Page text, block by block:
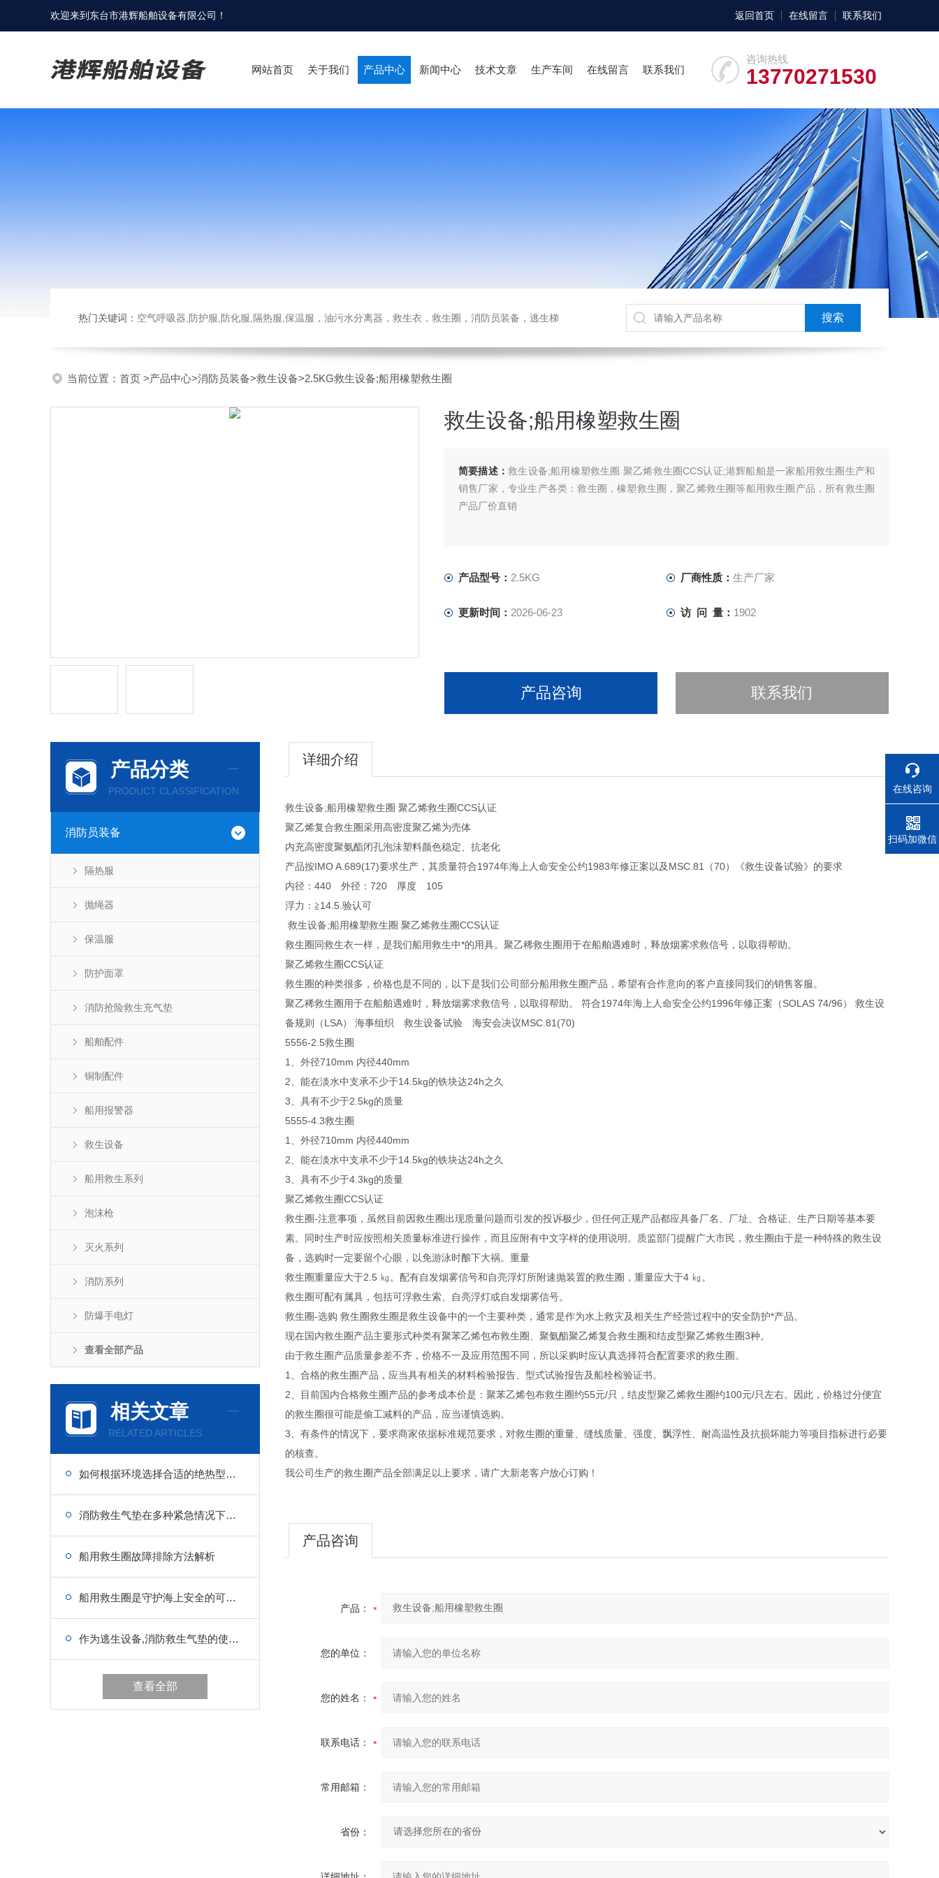
欢迎来到 东台市港辉船舶设备有限公司 ！ 返回首页 在线留言 联系我们
咨询热线
13770271530
网站首页 关于我们 产品中心 新闻中心 技术文章 生产车间 在线留言 联系我们
热门关键词： 空气呼吸器,防护服,防化服,隔热服,保温服，油污水分离器，救生衣，救生圈，消防员装备，逃生梯
当前位置： 首页 >产品中心>消防员装备>救生设备>2.5KG救生设备;船用橡塑救生圈
救生设备;船用橡塑救生圈
简要描述：救生设备;船用橡塑救生圈 聚乙烯救生圈CCS认证;港辉船舶是一家船用救生圈生产和
销售厂家，专业生产各类：救生圈，橡塑救生圈，聚乙烯救生圈等船用救生圈产品，所有救生圈
产品厂价直销
产品型号： 2.5KG 厂商性质： 生产厂家
更新时间： 2026-06-23 访 问 量： 1902
产品咨询 联系我们
产品分类
PRODUCT CLASSIFICATION
消防员装备
隔热服
抛绳器
保温服
防护面罩
消防抢险救生充气垫
船舶配件
铜制配件
船用报警器
救生设备
船用救生系列
泡沫枪
灭火系列
消防系列
防爆手电灯
查看全部产品
相关文章
RELATED ARTICLES
如何根据环境选择合适的绝热型浸水保温服？
消防救生气垫在多种紧急情况下的重要性
船用救生圈故障排除方法解析
船用救生圈是守护海上安全的可靠伙伴
作为逃生设备,消防救生气垫的使用方法你值得学习
查看全部
详细介绍
救生设备;船用橡塑救生圈 聚乙烯救生圈CCS认证
聚乙烯复合救生圈采用高密度聚乙烯为売体
内充高密度聚氨酯闭孔泡沬塑料颜色稳定、抗老化
产品按IMO A.689(17)要求生产，其质量符合1974年海上人命安全公约1983年修正案以及MSC.81（70）《救生设备试验》的要求
内径：440 外径：720 厚度 105
浮力：≧14.5.验认可
救生设备;船用橡塑救生圈 聚乙烯救生圈CCS认证
救生圈同救生衣一样，是我们船用救生中*的用具。聚乙稀救生圈用于在船舶遇难时，释放烟雾求救信号，以取得帮助。
聚乙烯救生圈CCS认证
救生圈的种类很多，价格也是不同的，以下是我们公司部分船用救生圈产品，希望有合作意向的客户直接同我们的销售客服。
聚乙稀救生圈用于在船舶遇难时，释放烟雾求救信号，以取得帮助。 符合1974年海上人命安全公约1996年修正案（SOLAS 74/96） 救生设
备规则（LSA） 海事组织 救生设备试验 海安会决议MSC.81(70)
5556-2.5救生圈
1、外径710mm 内径440mm
2、能在淡水中支承不少于14.5kg的铁块达24h之久
3、具有不少于2.5kg的质量
5555-4.3救生圈
1、外径710mm 内径440mm
2、能在淡水中支承不少于14.5kg的铁块达24h之久
3、具有不少于4.3kg的质量
聚乙烯救生圈CCS认证
救生圈-注意事项，虽然目前因救生圈出现质量问题而引发的投诉极少，但任何正规产品都应具备厂名、厂址、合格证、生产日期等基本要
素。同时生产时应按照相关质量标准进行操作，而且应附有中文字样的使用说明。质监部门提醒广大市民，救生圈由于是一种特殊的救生设
备，选购时一定要留个心眼，以免游泳时酿下大祸。重量
救生圈重量应大于2.5 ㎏。配有自发烟雾信号和自亮浮灯所附速抛装置的救生圈，重量应大于4 ㎏。
救生圈可配有属具，包括可浮救生索、自亮浮灯或自发烟雾信号。
救生圈-选购 救生圈救生圈是救生设备中的一个主要种类，通常是作为水上救灾及相关生产经营过程中的安全防护*产品。
现在国内救生圈产品主要形式种类有聚苯乙烯包布救生圈、聚氨酯聚乙烯复合救生圈和结皮型聚乙烯救生圈3种。
由于救生圈产品质量参差不齐，价格不一及应用范围不同，所以采购时应认真选择符合配置要求的救生圈。
1、合格的救生圈产品，应当具有相关的材料检验报告、型式试验报告及船栓检验证书。
2、目前国内合格救生圈产品的参考成本价是：聚苯乙烯包布救生圈约55元/只，结皮型聚乙烯救生圈约100元/只左右。因此，价格过分便宜
的救生圈很可能是偷工减料的产品，应当谨慎选购。
3、有条件的情况下，要求商家依据标准规范要求，对救生圈的重量、缝线质量、强度、飘浮性、耐高温性及抗损坏能力等项目指标进行必要
的核查。
我公司生产的救生圈产品全部满足以上要求，请广大新老客户放心订购！
产品咨询
产品：
您的单位：
您的姓名：
联系电话：
常用邮箱：
省份：
在线咨询
电话
扫码加微信